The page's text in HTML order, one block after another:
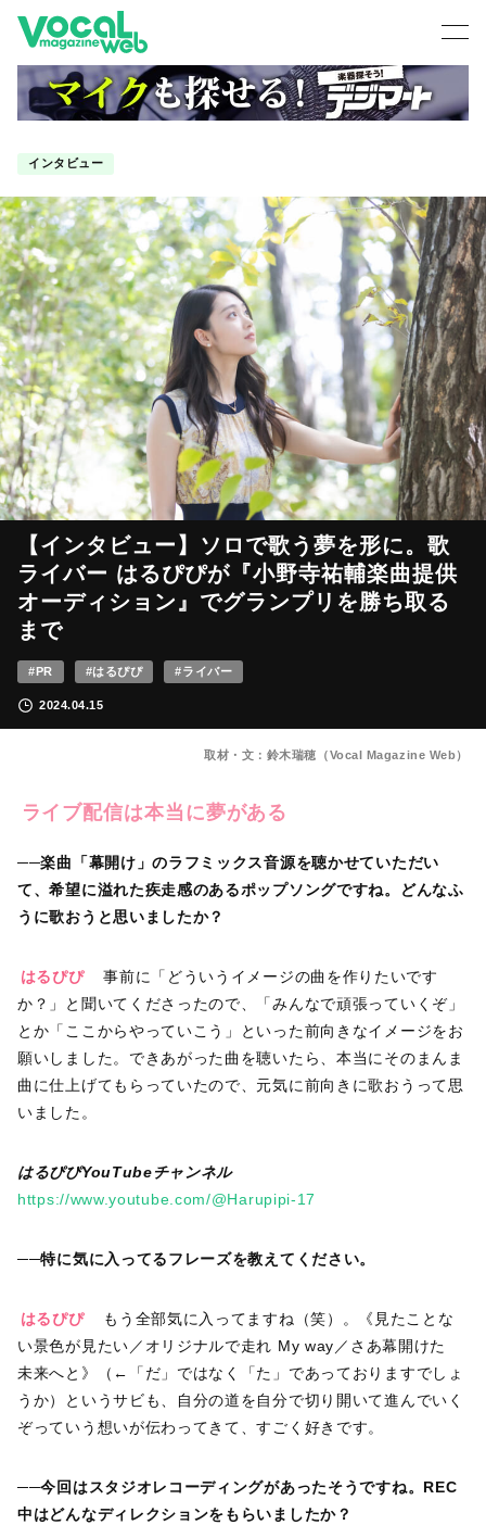
インタビュー
【インタビュー】ソロで歌う夢を形に。歌
ライバー はるぴぴが『小野寺祐輔楽曲提供
オーディション』でグランプリを勝ち取る
まで
#PR #はるぴぴ #ライバー
2024.04.15
取材・文：鈴木瑞穂（Vocal Magazine Web）
ライブ配信は本当に夢がある
──楽曲「幕開け」のラフミックス音源を聴かせていただい
て、希望に溢れた疾走感のあるポップソングですね。どんなふ
うに歌おうと思いましたか？
はるぴぴ
事前に「どういうイメージの曲を作りたいです
か？」と聞いてくださったので、「みんなで頑張っていくぞ」
とか「ここからやっていこう」といった前向きなイメージをお
願いしました。できあがった曲を聴いたら、本当にそのまんま
曲に仕上げてもらっていたので、元気に前向きに歌おうって思
いました。
はるぴぴYouTubeチャンネル
https://www.youtube.com/@Harupipi-17
──特に気に入ってるフレーズを教えてください。
はるぴぴ
もう全部気に入ってますね（笑）。《見たことな
い景色が見たい／オリジナルで走れ My way／さあ幕開けた
未来へと》（←「だ」ではなく「た」であっておりますでしょ
うか）というサビも、自分の道を自分で切り開いて進んでいく
ぞっていう想いが伝わってきて、すごく好きです。
──今回はスタジオレコーディングがあったそうですね。REC
中はどんなディレクションをもらいましたか？